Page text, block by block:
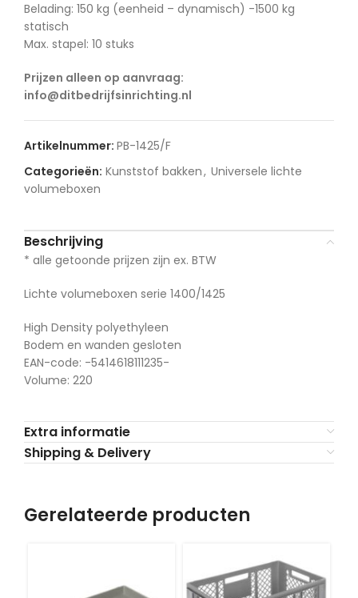
Belading: 150 kg (eenheid – dynamisch) -1500 kg
statisch
Max. stapel: 10 stuks
Prijzen alleen op aanvraag:
info@ditbedrijfsinrichting.nl
Artikelnummer: PB-1425/F
Categorieën: Kunststof bakken, Universele lichte
volumeboxen
Beschrijving
* alle getoonde prijzen zijn ex. BTW
Lichte volumeboxen serie 1400/1425
High Density polyethyleen
Bodem en wanden gesloten
EAN-code: -5414618111235-
Volume: 220
Extra informatie
Shipping & Delivery
Gerelateerde producten